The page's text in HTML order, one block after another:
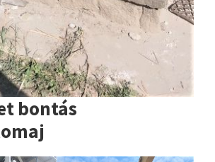
bontás